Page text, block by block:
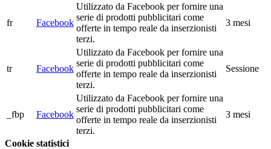
fr Facebook
Utilizzato da Facebook per fornire una
serie di prodotti pubblicitari come
offerte in tempo reale da inserzionisti
terzi.
3 mesi
tr Facebook
Utilizzato da Facebook per fornire una
serie di prodotti pubblicitari come
offerte in tempo reale da inserzionisti
terzi.
Sessione
_fbp Facebook
Utilizzato da Facebook per fornire una
serie di prodotti pubblicitari come
offerte in tempo reale da inserzionisti
terzi.
3 mesi
Cookie statistici